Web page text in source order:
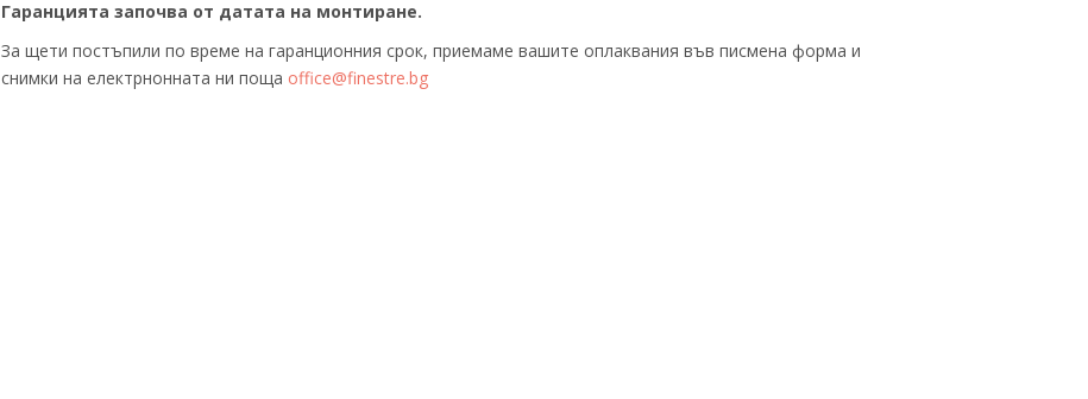
Гаранцията започва от датата на монтиране.
За щети постъпили по време на гаранционния срок, приемаме вашите оплаквания във писмена форма и
снимки на електрнонната ни поща office@finestre.bg